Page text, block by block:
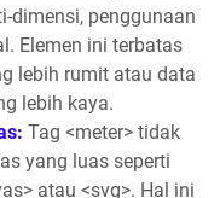
dimensi, penggunaan
Elemen ini terbatas
lebih rumit atau data
lebih kaya.
Tag <meter> tidak
yang luas seperti
atau <svg>. Hal ini